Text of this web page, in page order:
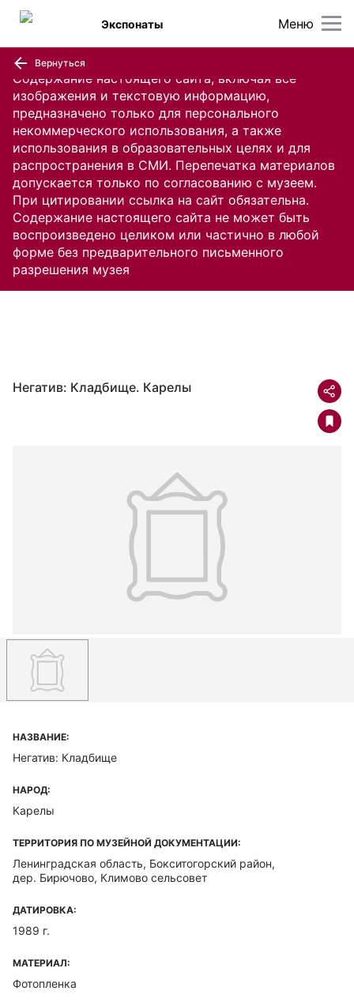
Содержание настоящего сайта, включая все
изображения и текстовую информацию,
предназначено только для персонального
некоммерческого использования, а также
использования в образовательных целях и для
распространения в СМИ. Перепечатка материалов
допускается только по согласованию с музеем.
При цитировании ссылка на сайт обязательна.
Содержание настоящего сайта не может быть
воспроизведено целиком или частично в любой
форме без предварительного письменного
разрешения музея
Меню
Экспонаты
Вернуться
Негатив: Кладбище. Карелы
НАЗВАНИЕ:
Негатив: Кладбище
НАРОД:
Карелы
ТЕРРИТОРИЯ ПО МУЗЕЙНОЙ ДОКУМЕНТАЦИИ:
Ленинградская область, Бокситогорский район,
дер. Бирючово, Климово сельсовет
ДАТИРОВКА:
1989 г.
МАТЕРИАЛ:
Фотопленка